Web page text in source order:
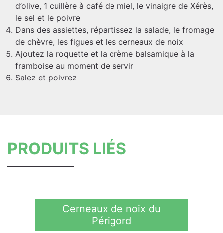
d’olive, 1 cuillère à café de miel, le vinaigre de Xérès,
le sel et le poivre
Dans des assiettes, répartissez la salade, le fromage
de chèvre, les figues et les cerneaux de noix
Ajoutez la roquette et la crème balsamique à la
framboise au moment de servir
Salez et poivrez
PRODUITS LIÉS
Cerneaux de noix du
Périgord